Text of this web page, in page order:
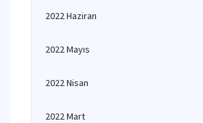
2022 Haziran
2022 Mayıs
2022 Nisan
2022 Mart